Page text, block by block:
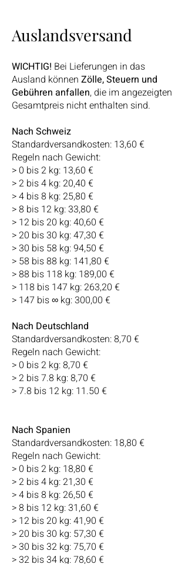
Auslandsversand
WICHTIG! Bei Lieferungen in das
Ausland können Zölle, Steuern und
Gebühren anfallen, die im angezeigten
Gesamtpreis nicht enthalten sind.
Nach Schweiz
Standardversandkosten: 13,60 €
Regeln nach Gewicht:
> 0 bis 2 kg: 13,60 €
> 2 bis 4 kg: 20,40 €
> 4 bis 8 kg: 25,80 €
> 8 bis 12 kg: 33,80 €
> 12 bis 20 kg: 40,60 €
> 20 bis 30 kg: 47,30 €
> 30 bis 58 kg: 94,50 €
> 58 bis 88 kg: 141,80 €
> 88 bis 118 kg: 189,00 €
> 118 bis 147 kg: 263,20 €
> 147 bis ∞ kg: 300,00 €
Nach Deutschland
Standardversandkosten: 8,70 €
Regeln nach Gewicht:
> 0 bis 2 kg: 8,70 €
> 2 bis 7.8 kg: 8,70 €
> 7.8 bis 12 kg: 11.50 €
Nach Spanien
Standardversandkosten: 18,80 €
Regeln nach Gewicht:
> 0 bis 2 kg: 18,80 €
> 2 bis 4 kg: 21,30 €
> 4 bis 8 kg: 26,50 €
> 8 bis 12 kg: 31,60 €
> 12 bis 20 kg: 41,90 €
> 20 bis 30 kg: 57,30 €
> 30 bis 32 kg: 75,70 €
> 32 bis 34 kg: 78,60 €